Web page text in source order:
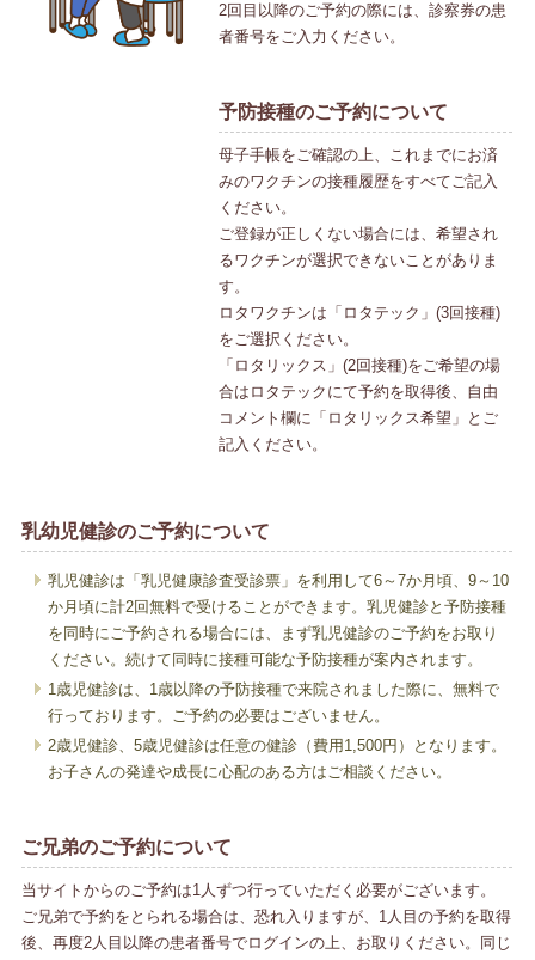
2回目以降のご予約の際には、診察券の患
者番号をご入力ください。
予防接種のご予約について
母子手帳をご確認の上、これまでにお済
みのワクチンの接種履歴をすべてご記入
ください。
ご登録が正しくない場合には、希望され
るワクチンが選択できないことがありま
す。
ロタワクチンは「ロタテック」(3回接種)
をご選択ください。
「ロタリックス」(2回接種)をご希望の場
合はロタテックにて予約を取得後、自由
コメント欄に「ロタリックス希望」とご
記入ください。
乳幼児健診のご予約について
乳児健診は「乳児健康診査受診票」を利用して6～7か月頃、9～10
か月頃に計2回無料で受けることができます。乳児健診と予防接種
を同時にご予約される場合には、まず乳児健診のご予約をお取り
ください。続けて同時に接種可能な予防接種が案内されます。
1歳児健診は、1歳以降の予防接種で来院されました際に、無料で
行っております。ご予約の必要はございません。
2歳児健診、5歳児健診は任意の健診（費用1,500円）となります。
お子さんの発達や成長に心配のある方はご相談ください。
ご兄弟のご予約について
当サイトからのご予約は1人ずつ行っていただく必要がございます。
ご兄弟で予約をとられる場合は、恐れ入りますが、1人目の予約を取得
後、再度2人目以降の患者番号でログインの上、お取りください。同じ